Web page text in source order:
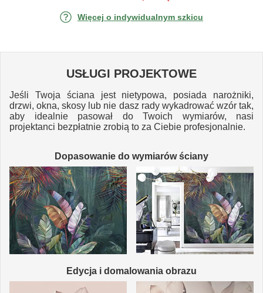
Więcej o indywidualnym szkicu
USŁUGI PROJEKTOWE
Jeśli Twoja ściana jest nietypowa, posiada narożniki,
drzwi, okna, skosy lub nie dasz rady wykadrować wzór tak,
aby idealnie pasował do Twoich wymiarów, nasi
projektanci bezpłatnie zrobią to za Ciebie profesjonalnie.
Dopasowanie do wymiarów ściany
Edycja i domalowania obrazu